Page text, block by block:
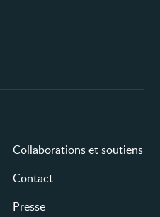
Collaborations et soutiens
Contact
Presse